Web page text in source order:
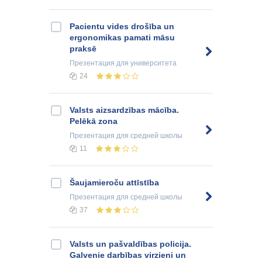
Pacientu vides drošība un
ergonomikas pamati māsu
praksē
Презентация для университета
24
Valsts aizsardzības mācība.
Pelēkā zona
Презентация для средней школы
11
Šaujamieroču attīstība
Презентация для средней школы
37
Valsts un pašvaldības policija.
Galvenie darbības virzieni un